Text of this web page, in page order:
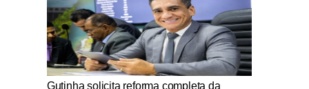
Notícias Católicas
Gutinha solicita reforma completa da